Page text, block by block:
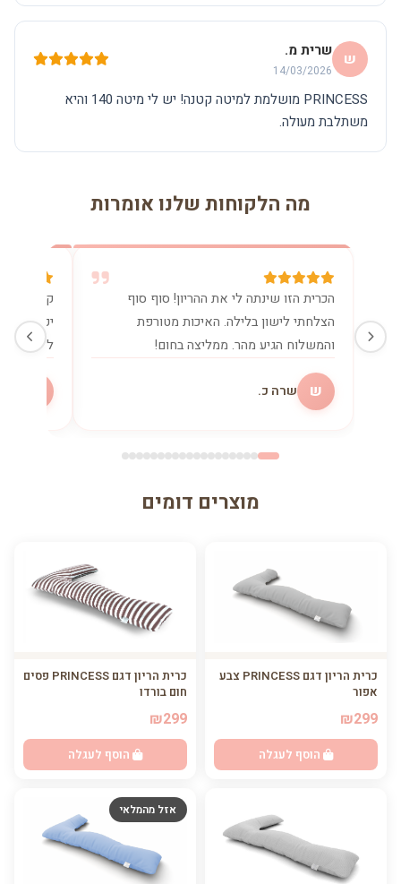
ש שרית מ.
14/03/2026
PRINCESS מושלמת למיטה קטנה! יש לי מיטה 140 והיא
משתלבת מעולה.
מה הלקוחות שלנו אומרות
הכרית הזו שינתה לי את ההריון! סוף סוף
הצלחתי לישון בלילה. האיכות מטורפת
והמשלוח הגיע מהר. ממליצה בחום!
ש שרה כ.
קניתי
יכולה
להנקה.
מוצרים דומים
כרית הריון דגם PRINCESS צבע
אפור
₪299
הוסף לעגלה
כרית הריון דגם PRINCESS פסים
חום בורדו
₪299
הוסף לעגלה
אזל מהמלאי